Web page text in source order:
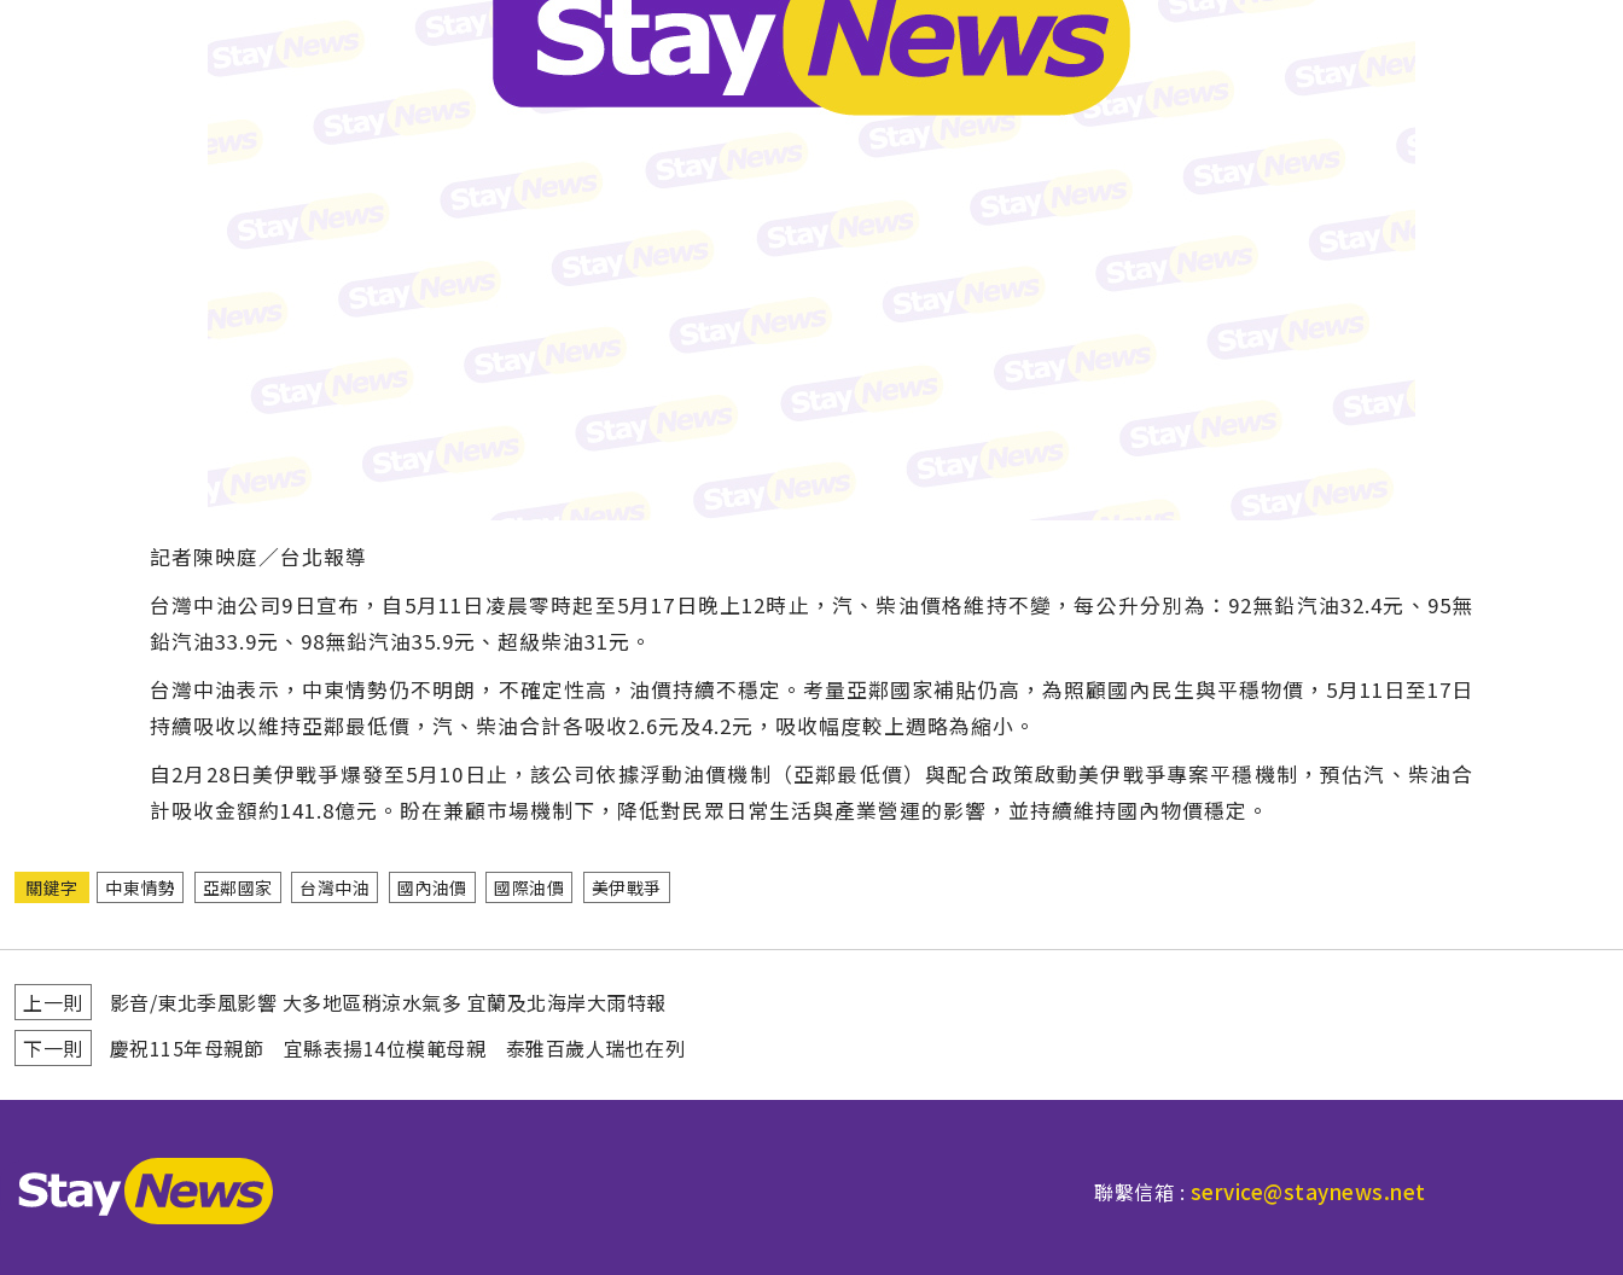
記者陳映庭∕台北報導
台灣中油公司9日宣布，自5月11日凌晨零時起至5月17日晚上12時止，汽、柴油價格維持不變，每公升分別為：92無鉛汽油32.4元、95無
鉛汽油33.9元、98無鉛汽油35.9元、超級柴油31元。
台灣中油表示，中東情勢仍不明朗，不確定性高，油價持續不穩定。考量亞鄰國家補貼仍高，為照顧國內民生與平穩物價，5月11日至17日
持續吸收以維持亞鄰最低價，汽、柴油合計各吸收2.6元及4.2元，吸收幅度較上週略為縮小。
自2月28日美伊戰爭爆發至5月10日止，該公司依據浮動油價機制（亞鄰最低價）與配合政策啟動美伊戰爭專案平穩機制，預估汽、柴油合
計吸收金額約141.8億元。盼在兼顧市場機制下，降低對民眾日常生活與產業營運的影響，並持續維持國內物價穩定。
關鍵字 中東情勢 亞鄰國家 台灣中油 國內油價 國際油價 美伊戰爭
上一則
影音/東北季風影響 大多地區稍涼水氣多 宜蘭及北海岸大雨特報
下一則
慶祝115年母親節 宜縣表揚14位模範母親 泰雅百歲人瑞也在列
聯繫信箱 : service@staynews.net